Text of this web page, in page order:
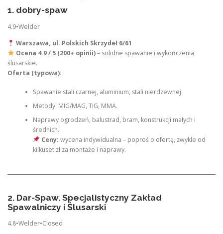
1. dobry-spaw
4.9•Welder
Warszawa, ul. Polskich Skrzydeł 6/61
Ocena 4.9 / 5 (200+ opinii)– solidne spawanie i wykończenia
ślusarskie.
Oferta (typowa):
Spawanie stali czarnej, aluminium, stali nierdzewnej.
Metody: MIG/MAG, TIG, MMA.
Naprawy ogrodzeń, balustrad, bram, konstrukcji małych i
średnich.
Ceny: wycena indywidualna – poproś o ofertę, zwykle od
kilkuset zł za montaże i naprawy.
2. Dar-Spaw. Specjalistyczny Zakład
Spawalniczy i Ślusarski
4.8•Welder•Closed